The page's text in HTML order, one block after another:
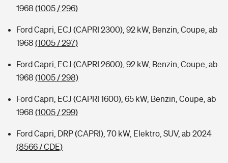
1968 (1005 / 296)
Ford Capri, ECJ (CAPRI 2300), 92 kW, Benzin, Coupe, ab
1968 (1005 / 297)
Ford Capri, ECJ (CAPRI 2600), 92 kW, Benzin, Coupe, ab
1968 (1005 / 298)
Ford Capri, ECJ (CAPRI 1600), 65 kW, Benzin, Coupe, ab
1968 (1005 / 299)
Ford Capri, DRP (CAPRI), 70 kW, Elektro, SUV, ab 2024
(8566 / CDE)